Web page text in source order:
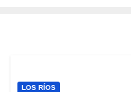
LOS RÍOS